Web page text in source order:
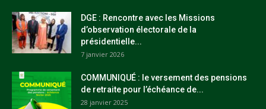
DGE : Rencontre avec les Missions
d’observation électorale de la
présidentielle...
7 janvier 2026
COMMUNIQUÉ : le versement des pensions
de retraite pour l’échéance de...
28 janvier 2025